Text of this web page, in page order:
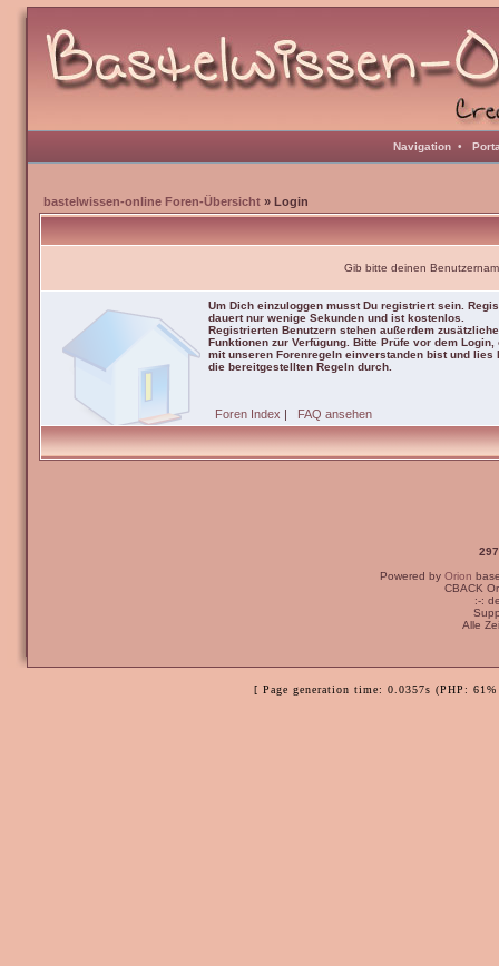
Navigation •
bastelwissen-online Foren-Übersicht » Login
Gib bitte deinen
Um Dich einzuloggen musst Du registriert sein.
dauert nur wenige Sekunden und ist kostenlos.
Registrierten Benutzern stehen außerdem zusätzliche
Funktionen zur Verfügung. Bitte Prüfe vor dem Login,
mit unseren Forenregeln einverstanden bist und lies
die bereitgestellten Regeln durch.
Foren Index | FAQ ansehen
Powered by Orion
CBACK
:-:
Alle
[ Page generation time: 0.0357s (PHP: